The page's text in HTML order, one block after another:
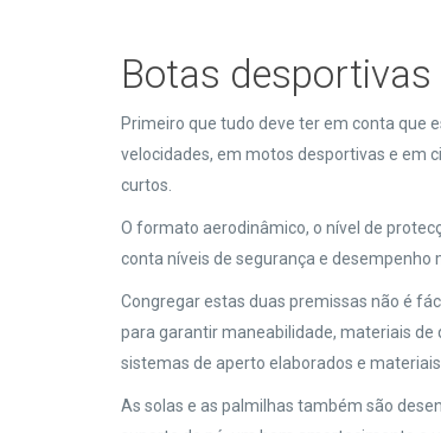
Botas desportivas
Primeiro que tudo deve ter em conta que
velocidades, em motos desportivas e em
curtos.
O formato aerodinâmico, o nível de
conta níveis de segurança e desempenho
Congregar estas duas premissas não é
para garantir maneabilidade, materiais
sistemas de aperto elaborados e
As solas e as palmilhas também são